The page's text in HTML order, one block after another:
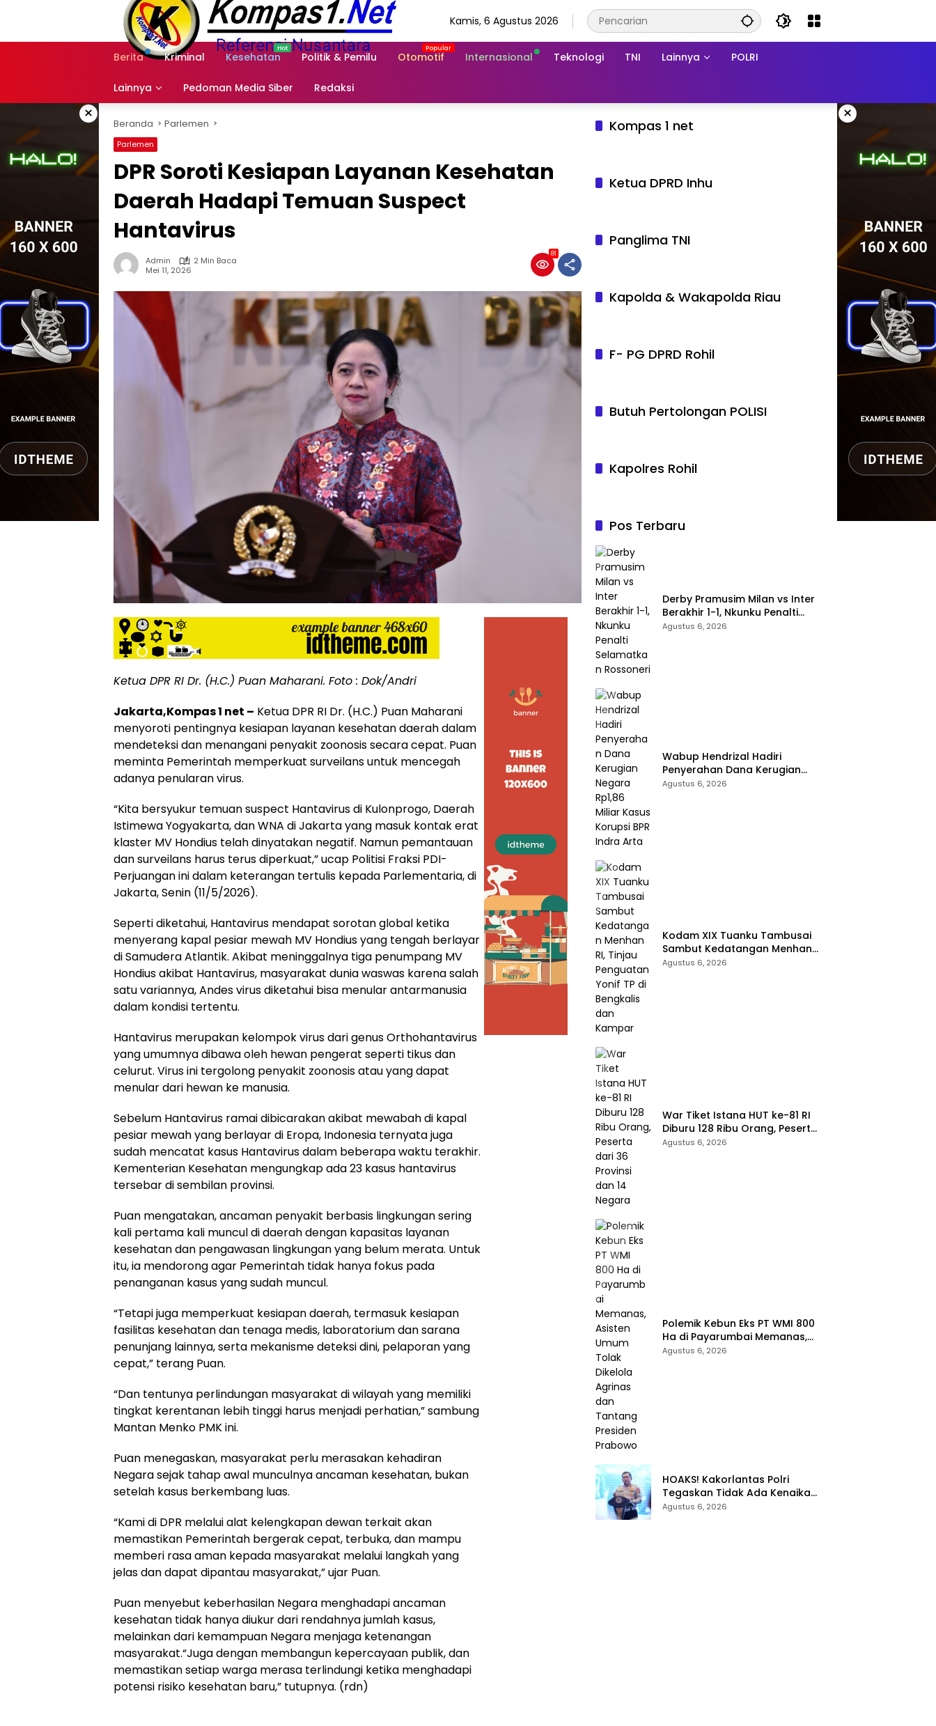
Kamis, 6 Agustus 2026
Berita Kriminal Kesehatan Politik & Pemilu Otomotif Internasional Teknologi TNI Lainnya POLRI
Lainnya Pedoman Media Siber Redaksi
× ×
Beranda Parlemen
Parlemen
DPR Soroti Kesiapan Layanan Kesehatan
Daerah Hadapi Temuan Suspect
Hantavirus
Admin
2 Min Baca
Mei 11, 2026
81
Ketua DPR RI Dr. (H.C.) Puan Maharani. Foto : Dok/Andri
Jakarta,Kompas 1 net – Ketua DPR RI Dr. (H.C.) Puan Maharani
menyoroti pentingnya kesiapan layanan kesehatan daerah dalam
mendeteksi dan menangani penyakit zoonosis secara cepat. Puan
meminta Pemerintah memperkuat surveilans untuk mencegah
adanya penularan virus.
“Kita bersyukur temuan suspect Hantavirus di Kulonprogo, Daerah
Istimewa Yogyakarta, dan WNA di Jakarta yang masuk kontak erat
klaster MV Hondius telah dinyatakan negatif. Namun pemantauan
dan surveilans harus terus diperkuat,” ucap Politisi Fraksi PDI-
Perjuangan ini dalam keterangan tertulis kepada Parlementaria, di
Jakarta, Senin (11/5/2026).
Seperti diketahui, Hantavirus mendapat sorotan global ketika
menyerang kapal pesiar mewah MV Hondius yang tengah berlayar
di Samudera Atlantik. Akibat meninggalnya tiga penumpang MV
Hondius akibat Hantavirus, masyarakat dunia waswas karena salah
satu variannya, Andes virus diketahui bisa menular antarmanusia
dalam kondisi tertentu.
Hantavirus merupakan kelompok virus dari genus Orthohantavirus
yang umumnya dibawa oleh hewan pengerat seperti tikus dan
celurut. Virus ini tergolong penyakit zoonosis atau yang dapat
menular dari hewan ke manusia.
Sebelum Hantavirus ramai dibicarakan akibat mewabah di kapal
pesiar mewah yang berlayar di Eropa, Indonesia ternyata juga
sudah mencatat kasus Hantavirus dalam beberapa waktu terakhir.
Kementerian Kesehatan mengungkap ada 23 kasus hantavirus
tersebar di sembilan provinsi.
Puan mengatakan, ancaman penyakit berbasis lingkungan sering
kali pertama kali muncul di daerah dengan kapasitas layanan
kesehatan dan pengawasan lingkungan yang belum merata. Untuk
itu, ia mendorong agar Pemerintah tidak hanya fokus pada
penanganan kasus yang sudah muncul.
“Tetapi juga memperkuat kesiapan daerah, termasuk kesiapan
fasilitas kesehatan dan tenaga medis, laboratorium dan sarana
penunjang lainnya, serta mekanisme deteksi dini, pelaporan yang
cepat,” terang Puan.
“Dan tentunya perlindungan masyarakat di wilayah yang memiliki
tingkat kerentanan lebih tinggi harus menjadi perhatian,” sambung
Mantan Menko PMK ini.
Puan menegaskan, masyarakat perlu merasakan kehadiran
Negara sejak tahap awal munculnya ancaman kesehatan, bukan
setelah kasus berkembang luas.
“Kami di DPR melalui alat kelengkapan dewan terkait akan
memastikan Pemerintah bergerak cepat, terbuka, dan mampu
memberi rasa aman kepada masyarakat melalui langkah yang
jelas dan dapat dipantau masyarakat,” ujar Puan.
Puan menyebut keberhasilan Negara menghadapi ancaman
kesehatan tidak hanya diukur dari rendahnya jumlah kasus,
melainkan dari kemampuan Negara menjaga ketenangan
masyarakat.“Juga dengan membangun kepercayaan publik, dan
memastikan setiap warga merasa terlindungi ketika menghadapi
potensi risiko kesehatan baru,” tutupnya. (rdn)
Kompas 1 net
Ketua DPRD Inhu
Panglima TNI
Kapolda & Wakapolda Riau
F- PG DPRD Rohil
Butuh Pertolongan POLISI
Kapolres Rohil
Pos Terbaru
Derby Pramusim Milan vs Inter
Berakhir 1-1, Nkunku Penalti
Selamatkan Rossoneri
Agustus 6, 2026
Wabup Hendrizal Hadiri
Penyerahan Dana Kerugian
Negara Rp1,86 Miliar Kasus
Agustus 6, 2026
Kodam XIX Tuanku Tambusai
Sambut Kedatangan Menhan
RI, Tinjau Penguatan Yonif TP di
Agustus 6, 2026
War Tiket Istana HUT ke-81 RI
Diburu 128 Ribu Orang, Peserta
dari 36 Provinsi dan 14 Negara
Agustus 6, 2026
Polemik Kebun Eks PT WMI 800
Ha di Payarumbai Memanas,
Asisten Umum Tolak Dikelola
Agustus 6, 2026
HOAKS! Kakorlantas Polri
Tegaskan Tidak Ada Kenaikan
Denda Tilang 150% dan Tilang
Agustus 6, 2026